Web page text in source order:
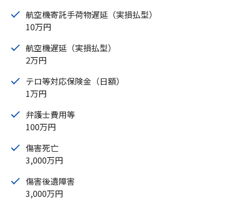
航空機寄託手荷物遅延（実損払型）
10万円
航空機遅延（実損払型）
2万円
テロ等対応保険金（日額）
1万円
弁護士費用等
100万円
傷害死亡
3,000万円
傷害後遺障害
3,000万円